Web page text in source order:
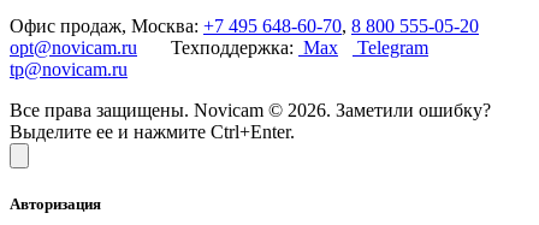
Офис продаж, Москва: +7 495 648-60-70, 8 800 555-05-20
opt@novicam.ru Техподдержка: Max
Telegram
tp@novicam.ru
Все права защищены. Novicam © 2026. Заметили ошибку?
Выделите ее и нажмите Ctrl+Enter.
Авторизация